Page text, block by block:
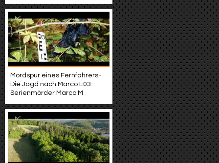
Mordspur eines Fernfahrers-
Die Jagd nach Marco E03-
Serienmörder Marco M